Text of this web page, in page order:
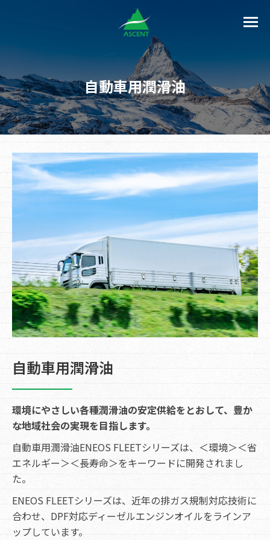
自動車用潤滑油
自動車用潤滑油
環境にやさしい各種潤滑油の安定供給をとおして、豊か
な地域社会の実現を目指します。
自動車用潤滑油ENEOS FLEETシリーズは、＜環境＞＜省
エネルギー＞＜長寿命＞をキーワードに開発されまし
た。
ENEOS FLEETシリーズは、近年の排ガス規制対応技術に
合わせ、DPF対応ディーゼルエンジンオイルをラインア
ップしています。